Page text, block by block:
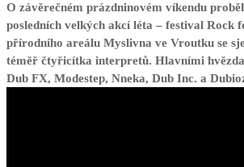
O závěrečném prázdninovém víkendu
posledních velkých akcí léta – festival Rock
přírodního areálu Myslivna ve Vroutku se
téměř čtyřicítka interpretů. Hlavními
Dub FX, Modestep, Nneka, Dub Inc. a